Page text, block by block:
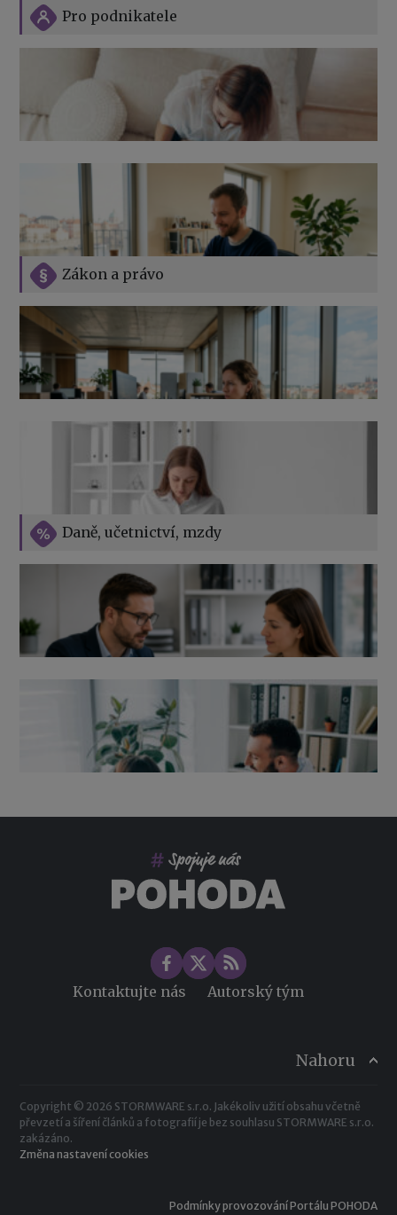
Daně, učetnictví, mzdy
Zákon a právo
Vše o překážkách v práci na straně zaměstnavatele
Výpověď ze zdravotních důvodů 2026 – průvodce pro
zaměstnavatele
Pro podnikatele
Jak na podnikání při rodičovské dovolené
Přehledy pro OSSZ a zdravotní pojišťovny – jak na ně
v roce 2026
Kontaktujte nás Autorský tým
Nahoru
Copyright © 2026 STORMWARE s.r.o. Jakékoliv užití obsahu včetně
převzetí a šíření článků a fotografií je bez souhlasu STORMWARE s.r.o.
zakázáno.
Změna nastavení cookies
Podmínky provozování Portálu POHODA